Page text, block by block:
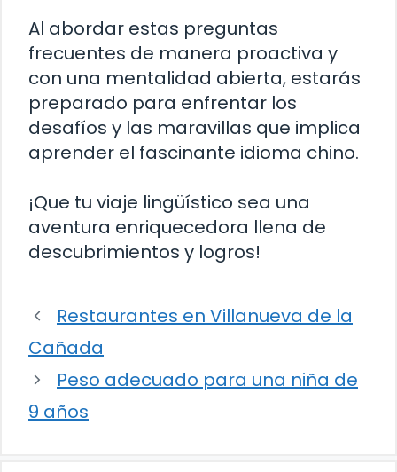
Al abordar estas preguntas
frecuentes de manera proactiva y
con una mentalidad abierta, estarás
preparado para enfrentar los
desafíos y las maravillas que implica
aprender el fascinante idioma chino.
¡Que tu viaje lingüístico sea una
aventura enriquecedora llena de
descubrimientos y logros!
Restaurantes en Villanueva de la
Cañada
Peso adecuado para una niña de
9 años